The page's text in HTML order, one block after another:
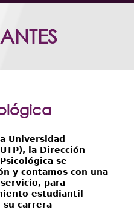
la UTP
Universidad
la Dirección
se
y contamos con una
para
estudiantil
su carrera